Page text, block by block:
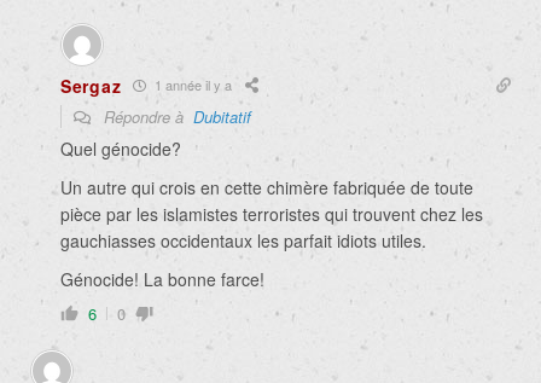
Sergaz 1 année il y a
Répondre à Dubitatif
Quel génocide?
Un autre qui crois en cette chimère fabriquée de toute
pièce par les islamistes terroristes qui trouvent chez les
gauchiasses occidentaux les parfait idiots utiles.
Génocide! La bonne farce!
6 0